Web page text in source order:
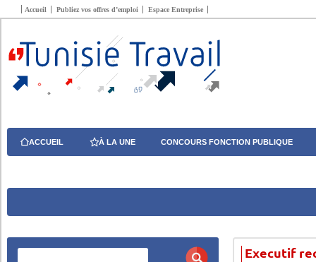
Accueil Publiez vos offres d’emploi Espace Entreprise
ACCUEIL À LA UNE CONCOURS FONCTION PUBLIQUE
Executif